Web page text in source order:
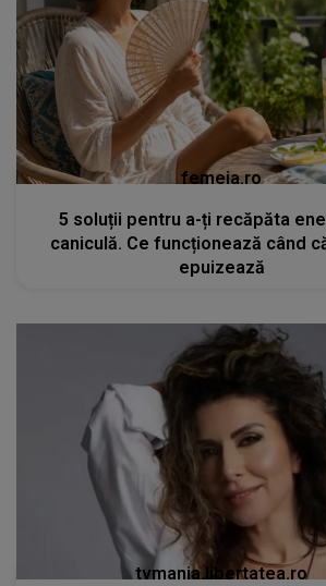
femeia.ro
5 soluții pentru a-ți recăpăta
caniculă. Ce funcționează când
epuizează
tvmania.libertatea.ro